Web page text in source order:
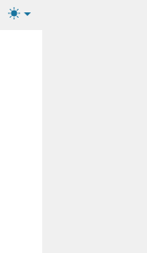
Lichte/donkere